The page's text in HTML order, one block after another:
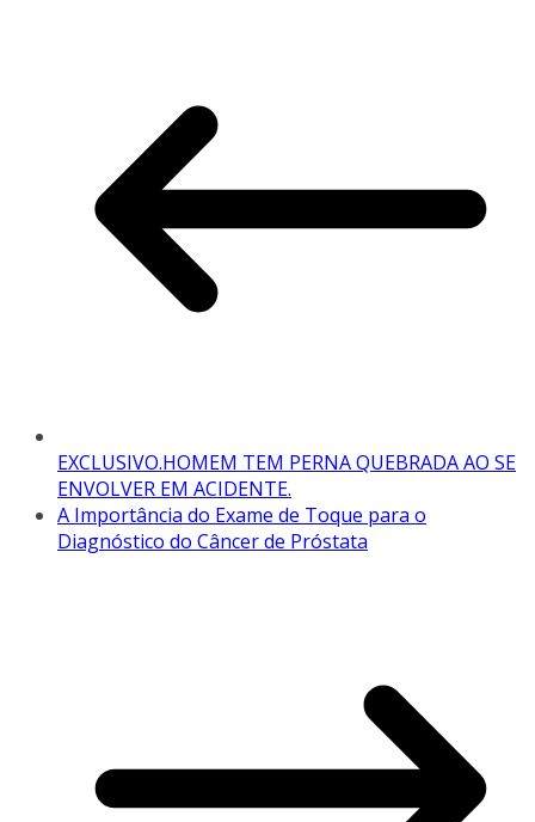
EXCLUSIVO.HOMEM TEM PERNA QUEBRADA AO SE
ENVOLVER EM ACIDENTE.
A Importância do Exame de Toque para o
Diagnóstico do Câncer de Próstata